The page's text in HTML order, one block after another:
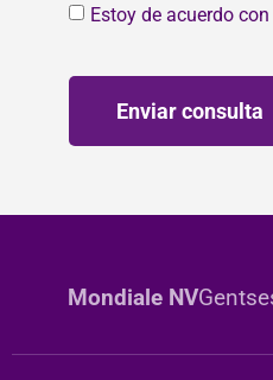
Estoy de acuerdo
Enviar consulta
Mondiale NV